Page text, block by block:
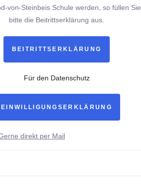
von-Steinbeis Schule werden, so füllen Sie
bitte die Beitrittserklärung aus.
BEITRITTSERKLÄRUNG
Für den Datenschutz
EINWILLIGUNGSERKLÄRUNG
direkt per Mail